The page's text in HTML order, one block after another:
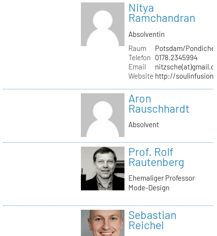
Nitya
Ramchandran
Absolventin
Raum
Potsdam/
Telefon
0178.2345994
Email
Website http://
Aron
Rauschhardt
Absolvent
Prof. Rolf
Rautenberg
Ehemaliger Professor
Mode-Design
Sebastian
Reichel